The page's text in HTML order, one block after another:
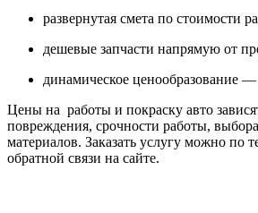
развернутая смета по стоимости
дешевые запчасти напрямую от
динамическое ценообразование
Цены на работы и покраску авто
повреждения, срочности работы,
материалов. Заказать услугу можно по
обратной связи на сайте.